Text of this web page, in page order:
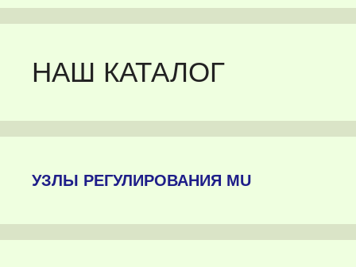
НАШ КАТАЛОГ
УЗЛЫ РЕГУЛИРОВАНИЯ MU